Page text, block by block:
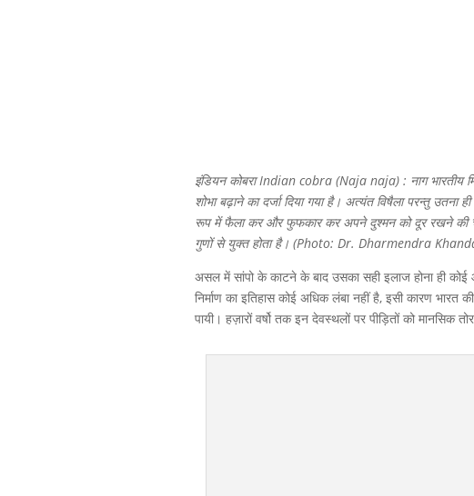
इंडियन कोबरा Indian cobra (Naja naja) : नाग भारतीय
शोभा बढ़ाने का दर्जा दिया गया है। अत्यंत विषैला परन्तु
रूप में फैला कर और फुफकार कर अपने दुश्मन को दूर रखने की
गुणों से युक्त होता है। (Photo: Dr. Dharmendra
असल में सांपो के काटने के बाद उसका सही इलाज होना ही
निर्माण का इतिहास कोई अधिक लंबा नहीं है, इसी कारण
पायी। हज़ारों वर्षो तक इन देवस्थलों पर पीड़ितों को मानसिक